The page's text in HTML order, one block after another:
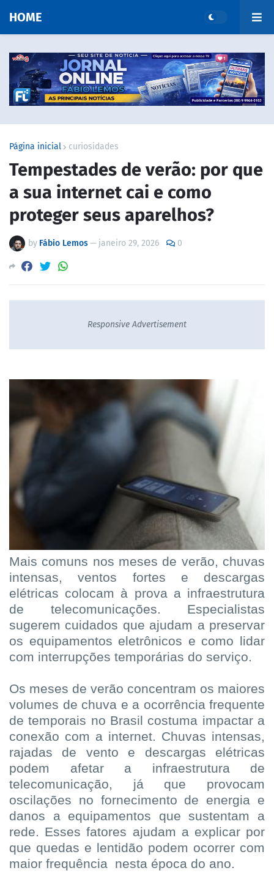
HOME
Página inicial curiosidades
Tempestades de verão: por que
a sua internet cai e como
proteger seus aparelhos?
by Fábio Lemos— janeiro 29, 2026 0
Responsive Advertisement
Mais comuns nos meses de verão, chuvas
intensas, ventos fortes e descargas
elétricas colocam à prova a infraestrutura
de telecomunicações. Especialistas
sugerem cuidados que ajudam a preservar
os equipamentos eletrônicos e como lidar
com interrupções temporárias do serviço.
Os meses de verão concentram os maiores
volumes de chuva e a ocorrência frequente
de temporais no Brasil costuma impactar a
conexão com a internet. Chuvas intensas,
rajadas de vento e descargas elétricas
podem afetar a infraestrutura de
telecomunicação, já que provocam
oscilações no fornecimento de energia e
danos a equipamentos que sustentam a
rede. Esses fatores ajudam a explicar por
que quedas e lentidão podem ocorrer com
maior frequência nesta época do ano.